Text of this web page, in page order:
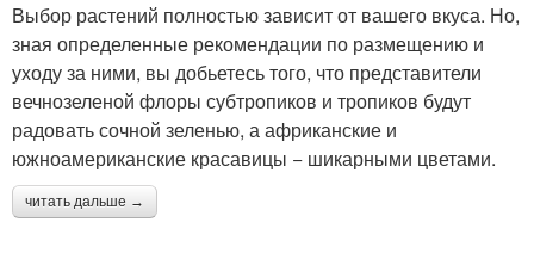
Выбор растений полностью зависит от вашего вкуса. Но,
зная определенные рекомендации по размещению и
уходу за ними, вы добьетесь того, что представители
вечнозеленой флоры субтропиков и тропиков будут
радовать сочной зеленью, а африканские и
южноамериканские красавицы − шикарными цветами.
читать дальше →